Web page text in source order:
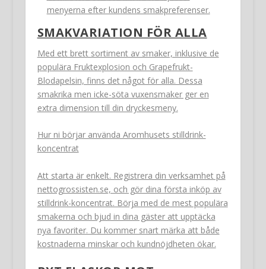
menyerna efter kundens smakpreferenser.
SMAKVARIATION FÖR ALLA
Med ett brett sortiment av smaker, inklusive de
populära Fruktexplosion och Grapefrukt-
Blodapelsin, finns det något för alla. Dessa
smakrika men icke-söta vuxensmaker ger en
extra dimension till din dryckesmeny.
Hur ni börjar använda Aromhusets stilldrink-
koncentrat
Att starta är enkelt. Registrera din verksamhet på
nettogrossisten.se, och gör dina första inköp av
stilldrink-koncentrat. Börja med de mest populära
smakerna och bjud in dina gäster att upptäcka
nya favoriter. Du kommer snart märka att både
kostnaderna minskar och kundnöjdheten ökar.